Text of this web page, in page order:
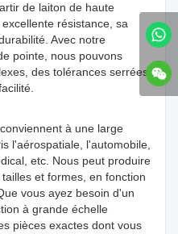
de laiton de haute
résistance, sa
Avec notre
pointe, nous pouvons
des tolérances serrées
à une large
l'aérospatiale, l'automobile,
etc. Nous peut produire
et formes, en fonction
vous ayez besoin d'un
à grande échelle
pièces exactes dont vous